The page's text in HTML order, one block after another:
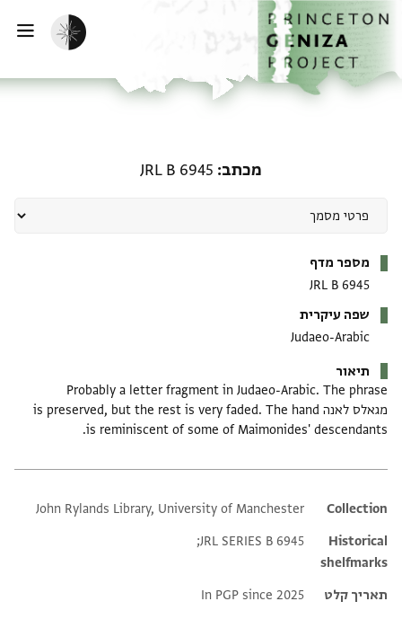
דילוג לתוכן
דף הבית
הפעלת מצב כהה
מכתב JRL B 6945
מספר מדף
JRL B 6945
שפה עיקרית
Judaeo-Arabic
תיאור
Probably a letter fragment in Judaeo-Arabic. The phrase
מגאלס לאנה is preserved, but the rest is very faded. The hand
is reminiscent of some of Maimonides' descendants.
Additional metadata
Collection
John Rylands Library, University of Manchester
Historical
shelfmarks
JRL SERIES B 6945;
תאריך קלט In PGP since 2025